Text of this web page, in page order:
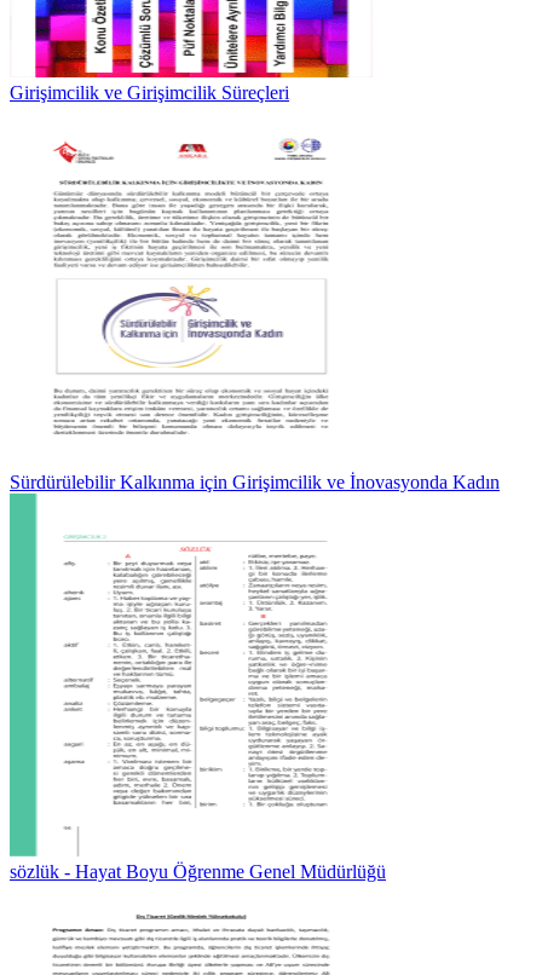
Girişimcilik ve Girişimcilik Süreçleri
Sürdürülebilir Kalkınma için Girişimcilik ve İnovasyonda Kadın
sözlük - Hayat Boyu Öğrenme Genel Müdürlüğü